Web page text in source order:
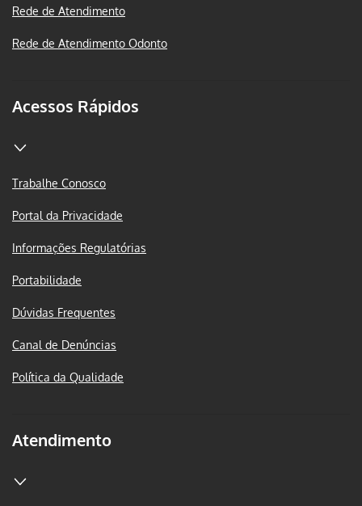
Rede de Atendimento
Rede de Atendimento Odonto
Acessos Rápidos
Trabalhe Conosco
Portal da Privacidade
Informações Regulatórias
Portabilidade
Dúvidas Frequentes
Canal de Denúncias
Política da Qualidade
Atendimento